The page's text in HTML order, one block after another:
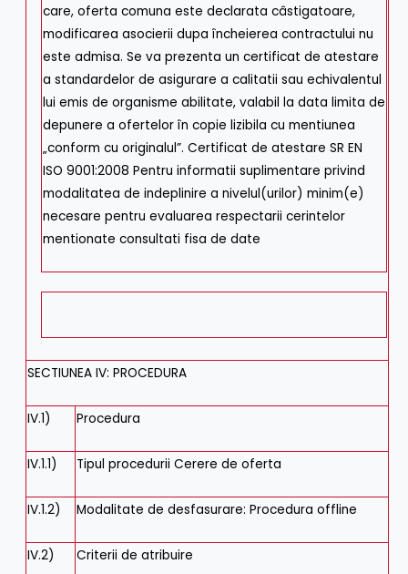
care, oferta comuna este declarata câstigatoare,
modificarea asocierii dupa încheierea contractului nu
este admisa. Se va prezenta un certificat de atestare
a standardelor de asigurare a calitatii sau echivalentul
lui emis de organisme abilitate, valabil la data limita de
depunere a ofertelor în copie lizibila cu mentiunea
„conform cu originalul”. Certificat de atestare SR EN
ISO 9001:2008 Pentru informatii suplimentare privind
modalitatea de indeplinire a nivelul(urilor) minim(e)
necesare pentru evaluarea respectarii cerintelor
mentionate consultati fisa de date
SECTIUNEA IV: PROCEDURA
IV.1) Procedura
IV.1.1) Tipul procedurii Cerere de oferta
IV.1.2) Modalitate de desfasurare:Procedura offline
IV.2) Criterii de atribuire